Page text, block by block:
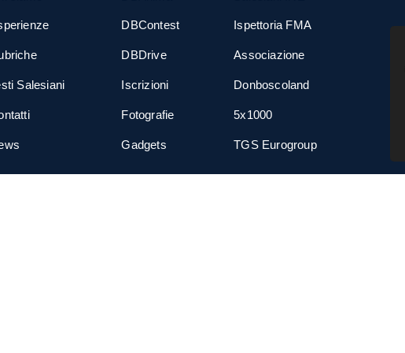
Salesiani
DBContest
DBDrive
Iscrizioni
Fotografie
Gadgets
Ispettoria FMA
Associazione
Donboscoland
5x1000
TGS Eurogroup